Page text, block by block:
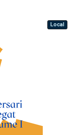
Local